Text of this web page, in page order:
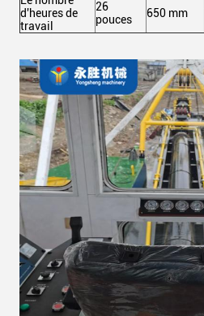
d'heures de
travail
26
pouces
650 mm